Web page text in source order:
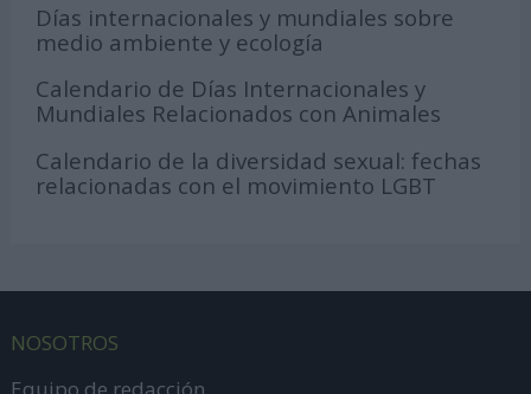
Días internacionales y mundiales sobre
medio ambiente y ecología
Calendario de Días Internacionales y
Mundiales Relacionados con Animales
Calendario de la diversidad sexual: fechas
relacionadas con el movimiento LGBT
NOSOTROS